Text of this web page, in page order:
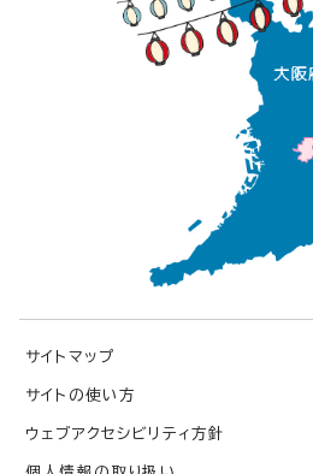
サイトマップ
サイトの使い方
ウェブアクセシビリティ方針